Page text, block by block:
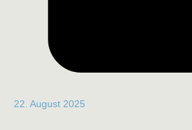
22. August 2025